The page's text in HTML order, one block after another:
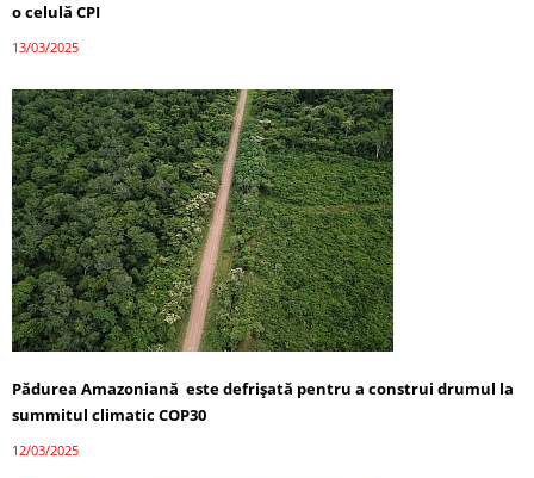
o celulă CPI
13/03/2025
Pădurea Amazoniană este defrișată pentru a construi drumul la
summitul climatic COP30
12/03/2025